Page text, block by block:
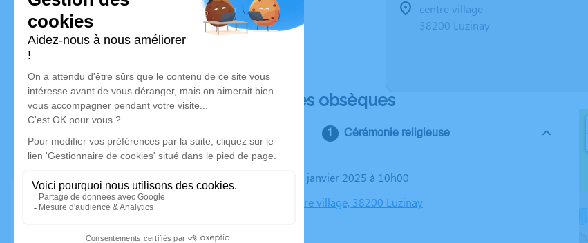
centre village
38200 Luzinay
Déroulé des obsèques
Cérémonie religieuse
Le jeudi 09 janvier 2025 à 10h00
Église, centre village, 38200 Luzinay